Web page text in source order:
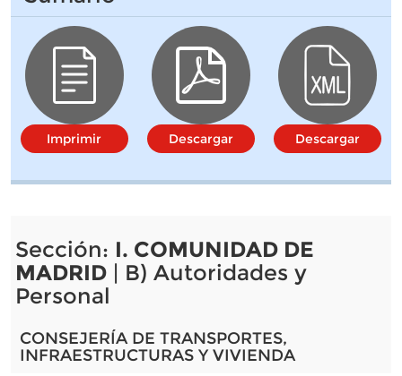
Imprimir Descargar Descargar
Sección: I. COMUNIDAD DE
MADRID| B) Autoridades y
Personal
CONSEJERÍA DE TRANSPORTES,
INFRAESTRUCTURAS Y VIVIENDA